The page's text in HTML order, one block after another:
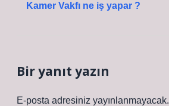
Kamer Vakfı ne iş yapar ?
Bir yanıt yazın
E-posta adresiniz yayınlanmayacak.